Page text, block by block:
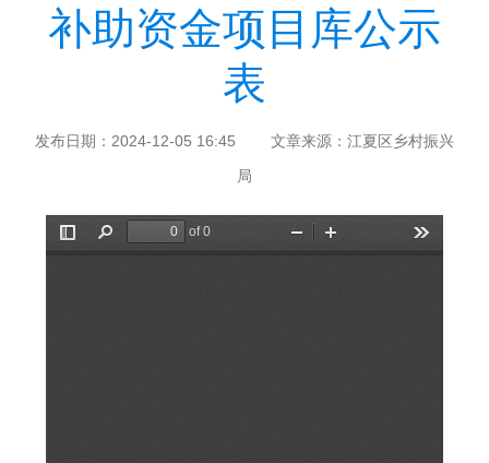
补助资金项目库公示
表
发布日期：2024-12-05 16:45 文章来源：江夏区乡村振兴
局